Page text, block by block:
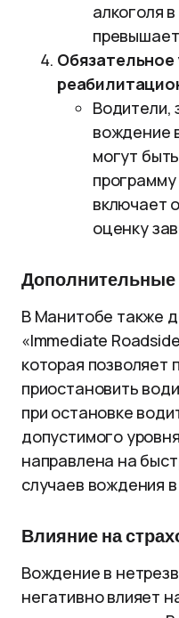
алкоголя
Обязательное
Водители,
вождение
могут
включает
оценку
В Манитобе также
«Immediate
которая
приостановить
при остановке
допустимого
направлена на
случаев вождения
Влияние на
Вождение в
негативно влияет